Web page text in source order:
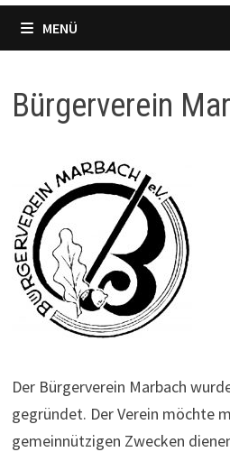
MENÜ
Bürgerverein
Der Bürgerverein Marbach
gegründet. Der Verein möchte
gemeinnützigen Zwecken